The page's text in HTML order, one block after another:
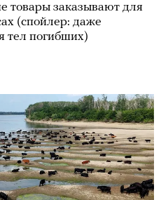
товары заказывают для
(спойлер: даже
тел погибших)